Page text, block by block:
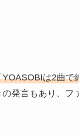
YOASOBIは2曲で
発言もあり、フ